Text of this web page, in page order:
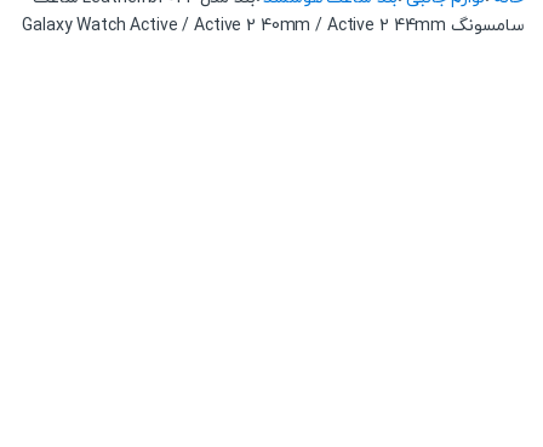
سامسونگ Galaxy Watch Active / Active 2 40mm / Active 2 44mm